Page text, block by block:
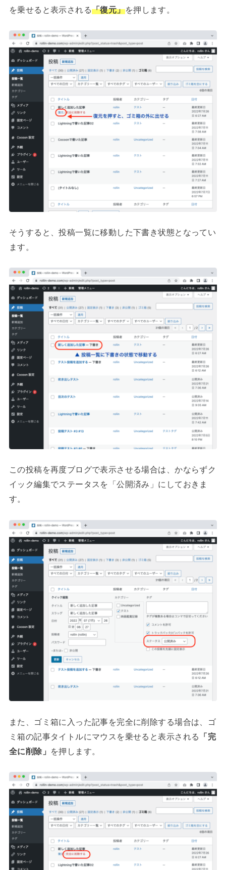
を乗せると表示される「復元」を押します。
そうすると、投稿一覧に移動した下書き状態となってい
ます。
この投稿を再度ブログで表示させる場合は、かならずク
イック編集でステータスを「公開済み」にしておきま
す。
また、ゴミ箱に入った記事を完全に削除する場合は、ゴ
ミ箱の記事タイトルにマウスを乗せると表示される
「完
全に削除」
を押します。